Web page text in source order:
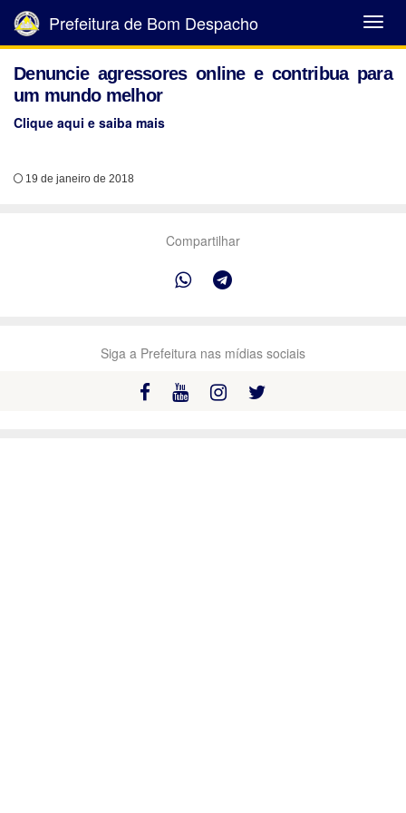
Abrir
Menu
Prefeitura de Bom Despacho
Denuncie agressores online e contribua para
um mundo melhor
Clique aqui e saiba mais
19 de janeiro de 2018
Compartilhar
Siga a Prefeitura nas mídias sociais